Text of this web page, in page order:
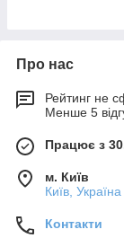
Про нас
Рейтинг не
Менше 5
Працює з
м. Київ
Київ, Україна
Контакти